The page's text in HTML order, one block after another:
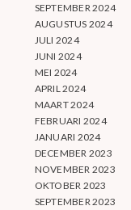
SEPTEMBER 2024
AUGUSTUS 2024
JULI 2024
JUNI 2024
MEI 2024
APRIL 2024
MAART 2024
FEBRUARI 2024
JANUARI 2024
DECEMBER 2023
NOVEMBER 2023
OKTOBER 2023
SEPTEMBER 2023